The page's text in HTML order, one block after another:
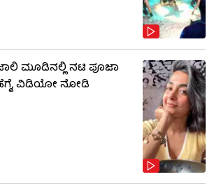
ಮೂಡಿನಲ್ಲಿ ನಟಿ ಪೂಜಾ
ವಿಡಿಯೋ ನೋಡಿ